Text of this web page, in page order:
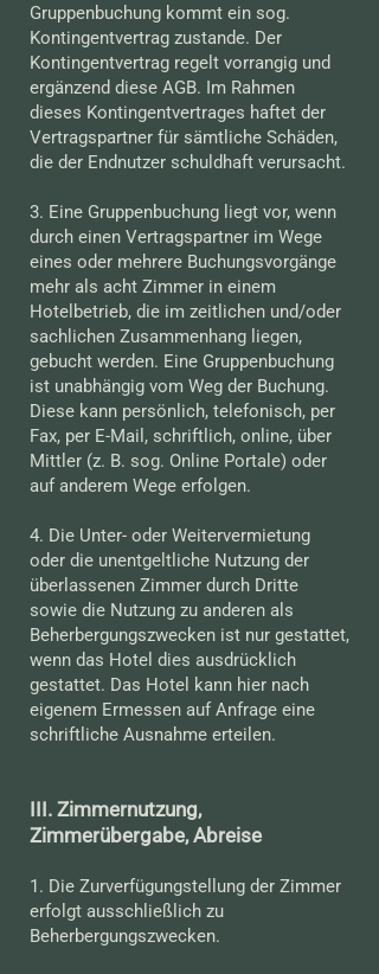
Gruppenbuchung kommt ein sog.
Kontingentvertrag zustande. Der
Kontingentvertrag regelt vorrangig und
ergänzend diese AGB. Im Rahmen
dieses Kontingentvertrages haftet der
Vertragspartner für sämtliche Schäden,
die der Endnutzer schuldhaft verursacht.
3. Eine Gruppenbuchung liegt vor, wenn
durch einen Vertragspartner im Wege
eines oder mehrere Buchungsvorgänge
mehr als acht Zimmer in einem
Hotelbetrieb, die im zeitlichen und/oder
sachlichen Zusammenhang liegen,
gebucht werden. Eine Gruppenbuchung
ist unabhängig vom Weg der Buchung.
Diese kann persönlich, telefonisch, per
Fax, per E-Mail, schriftlich, online, über
Mittler (z. B. sog. Online Portale) oder
auf anderem Wege erfolgen.
4. Die Unter- oder Weitervermietung
oder die unentgeltliche Nutzung der
überlassenen Zimmer durch Dritte
sowie die Nutzung zu anderen als
Beherbergungszwecken ist nur gestattet,
wenn das Hotel dies ausdrücklich
gestattet. Das Hotel kann hier nach
eigenem Ermessen auf Anfrage eine
schriftliche Ausnahme erteilen.
III. Zimmernutzung,
Zimmerübergabe, Abreise
1. Die Zurverfügungstellung der Zimmer
erfolgt ausschließlich zu
Beherbergungszwecken.